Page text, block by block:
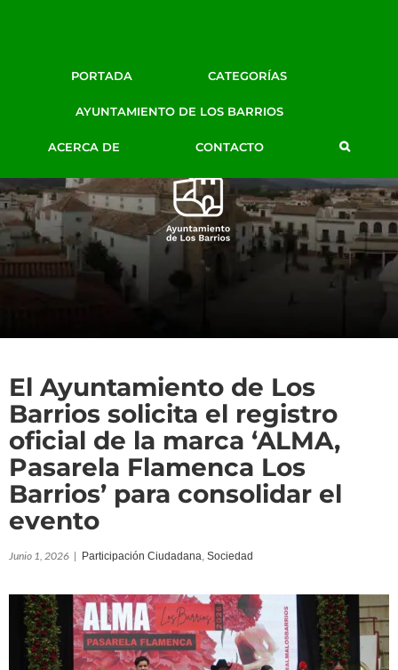
BLOG DE PRENSA
AYTO. LOS BARRIOS
PORTADA CATEGORÍAS
AYUNTAMIENTO DE LOS BARRIOS
ACERCA DE CONTACTO
El Ayuntamiento de Los
Barrios solicita el registro
oficial de la marca ‘ALMA,
Pasarela Flamenca Los
Barrios’ para consolidar el
evento
Junio 1, 2026 | Participación Ciudadana, Sociedad